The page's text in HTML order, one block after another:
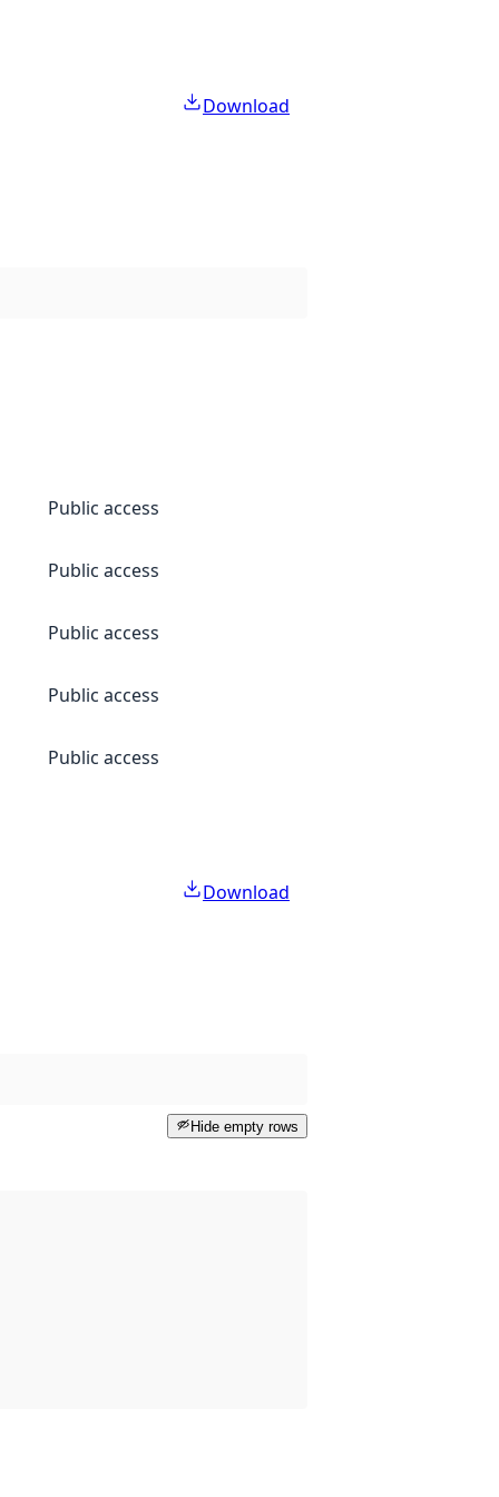
Download
Public access
Public access
Public access
Public access
Public access
Download
Hide empty rows